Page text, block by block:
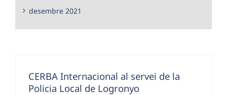
CERBA Internacional al servei de la
Policia Local de Logronyo
desembre 2021